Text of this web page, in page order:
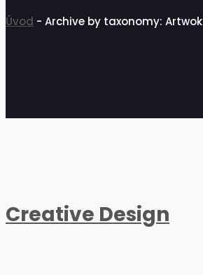
Úvod - Archive by taxonomy: Artwok
Creative Design